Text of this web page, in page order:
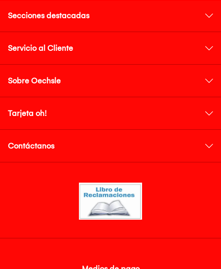
Secciones destacadas
Servicio al Cliente
Sobre Oechsle
Tarjeta oh!
Contáctanos